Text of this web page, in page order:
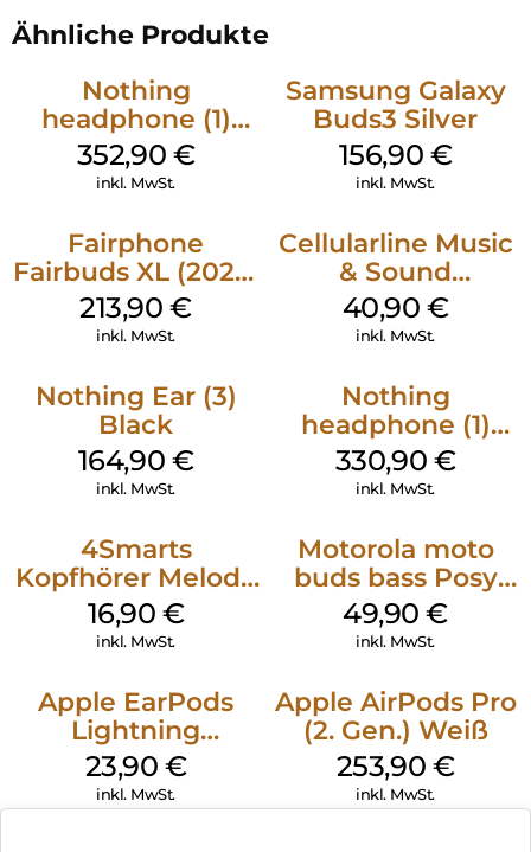
Ähnliche Produkte
Nothing
headphone (1)
Weiß
352,90 €
inkl. MwSt.
Samsung Galaxy
Buds3 Silver
156,90 €
inkl. MwSt.
Fairphone
Fairbuds XL (2025)
Forest Green
213,90€
inkl. MwSt.
Cellularline Music
& Sound
Bluetooth
Headphone MAXI
40,90 €
inkl. MwSt.
Nothing Ear (3)
Black
164,90 €
inkl. MwSt.
Nothing
headphone (1)
Schwarz
330,90 €
inkl. MwSt.
4Smarts
Kopfhörer Melody
Digital USB-C
Weiß
16,90 €
inkl. MwSt.
Motorola moto
buds bass Posy
Green
49,90€
inkl. MwSt.
Apple EarPods
Lightning
Anschluss Weiß
23,90 €
inkl. MwSt.
Apple AirPods Pro
(2. Gen.) Weiß
253,90 €
inkl. MwSt.